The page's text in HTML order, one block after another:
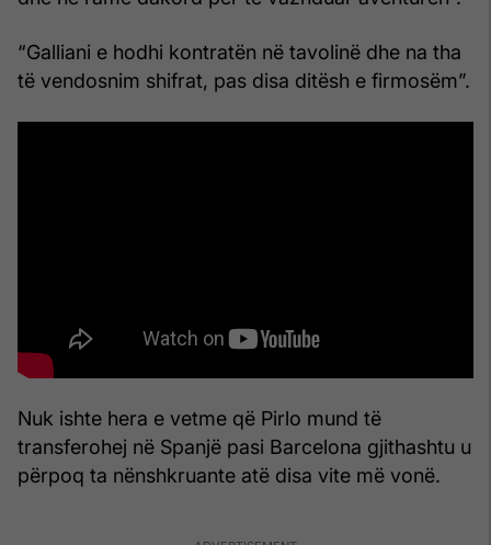
“Galliani e hodhi kontratën në tavolinë dhe na tha
të vendosnim shifrat, pas disa ditësh e firmosëm”.
Nuk ishte hera e vetme që Pirlo mund të
transferohej në Spanjë pasi Barcelona gjithashtu u
përpoq ta nënshkruante atë disa vite më vonë.